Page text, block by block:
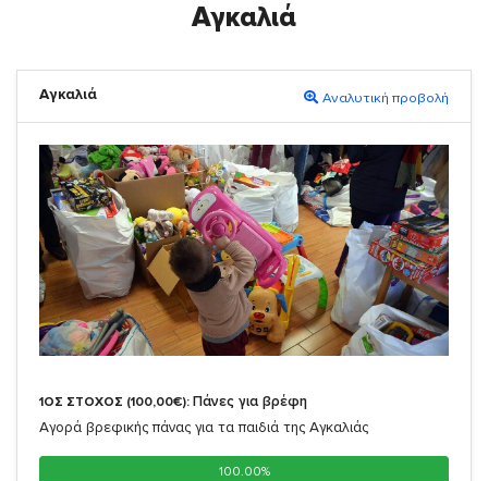
Αγκαλιά
Αγκαλιά Αναλυτική προβολή
1ΟΣ ΣΤΟΧΟΣ (100,00€): Πάνες για βρέφη
Αγορά βρεφικής πάνας για τα παιδιά της Αγκαλιάς
100.00%
100.00%